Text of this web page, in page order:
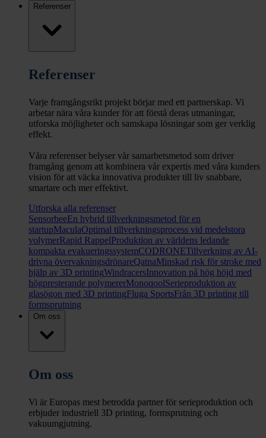
Referenser
Referenser
Varje framgångsrikt projekt börjar med ett partnerskap. Vi
arbetar nära våra kunder för att förstå deras utmaningar,
utforska möjligheter och samskapa lösningar som ger verklig
effekt.
Våra referenser belyser vår samarbetsmetod som driver
framgång genom att kombinera vår expertis med våra kunders
vision för att väcka innovativa produkter till liv snabbare,
smartare och mer effektivt.
Utforska alla referenser
SensorbeeEn hybrid tillverkningsmetod för en
startupMaculaOptimal tillverkningsprocess vid medelstora
volymerRapid RappelProduktion av världens ledande
kompakta evakueringssystemCODRONETillverkning av AI-
drivna övervakningsdrönareQatnaMinskad risk för stroke med
hjälp av 3D printingWindracersInnovation på hög höjd med
högpresterande polymererMonoqoolSerieproduktion av
glasögon med 3D printingFluga SportsFrån 3D printing till
formsprutning
Om oss
Om oss
Vi är Europas mest betrodda partner för serieproduktion och
erbjuder industriell 3D printing, formsprutning och
vakuumgjutning.